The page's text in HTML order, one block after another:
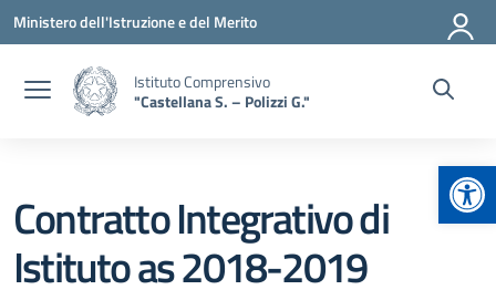
Vai ai contenuti
Vai al menu di navigazione
Vai al footer
Ministero dell'Istruzione e del Merito
Istituto Comprensivo
"Castellana S. – Polizzi G."
Contratto Integrativo di
Istituto as 2018-2019